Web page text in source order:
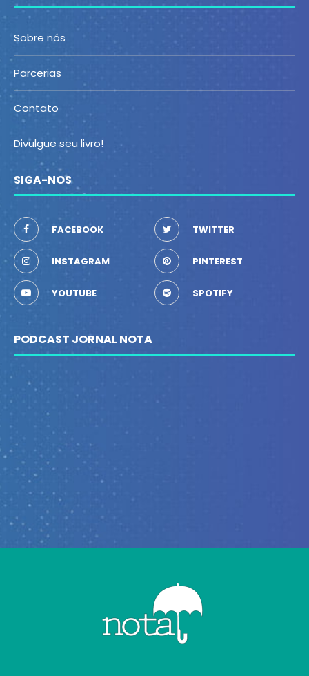
Sobre nós
Parcerias
Contato
Divulgue seu livro!
SIGA-NOS
FACEBOOK TWITTER
INSTAGRAM PINTEREST
YOUTUBE SPOTIFY
PODCAST JORNAL NOTA